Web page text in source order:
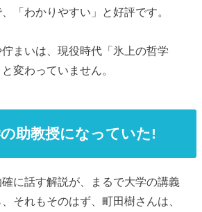
「わかりやすい」と好評です。
まいは、現役時代「氷上の哲学
変わっていません。
助教授になっていた!
に話す解説が、まるで大学の講義
それもそのはず、町田樹さんは、